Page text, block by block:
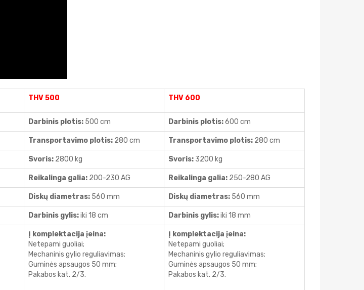
THV 500 THV 600
Darbinis plotis: 500 cm Darbinis plotis:600 cm
Transportavimo plotis: 280 cm Transportavimo plotis: 280 cm
Svoris: 2800 kg Svoris: 3200 kg
Reikalinga galia: 200-230 AG Reikalinga galia: 250-280 AG
Diskų diametras: 560 mm Diskų diametras: 560 mm
Darbinis gylis:iki 18 cm Darbinis gylis:iki 18 mm
Į komplektacija įeina:
Netepami guoliai;
Mechaninis gylio reguliavimas;
Guminės apsaugos 50 mm;
Pakabos kat. 2/3.
Į komplektacija įeina:
Netepami guoliai;
Mechaninis gylio reguliavimas;
Guminės apsaugos 50 mm;
Pakabos kat. 2/3.